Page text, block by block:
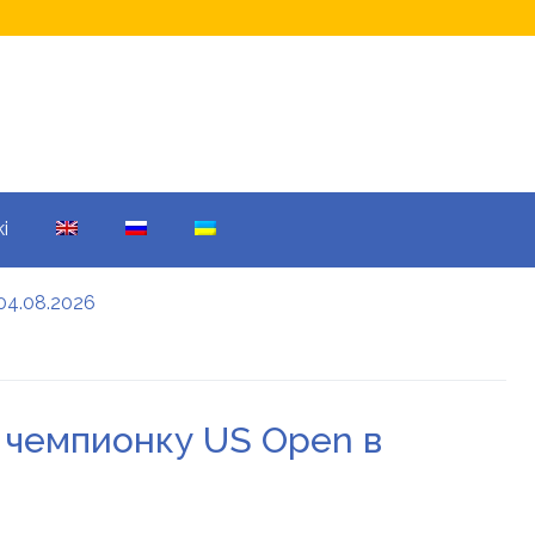
не начислят
US Open в